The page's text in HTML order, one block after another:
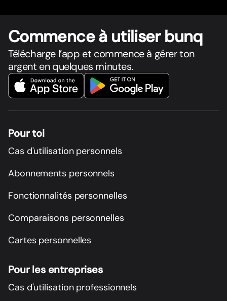
Commence à utiliser bunq
Télécharge l’app et commence à gérer ton
argent en quelques minutes.
Pour toi
Cas d'utilisation personnels
Abonnements personnels
Fonctionnalités personnelles
Comparaisons personnelles
Cartes personnelles
Pour les entreprises
Cas d'utilisation professionnels